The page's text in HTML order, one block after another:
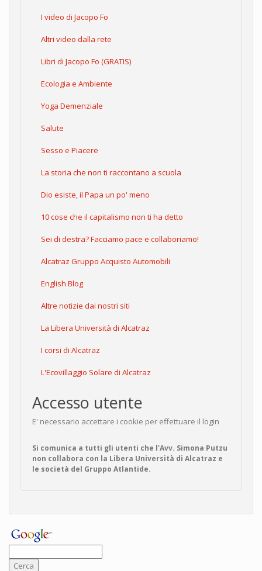
I video di Jacopo Fo
Altri video dalla rete
Libri di Jacopo Fo (GRATIS)
Ecologia e Ambiente
Yoga Demenziale
Salute
Sesso e Piacere
La storia che non ti raccontano a scuola
Dio esiste, il Papa un po' meno
10 cose che il capitalismo non ti ha detto
Sei di destra? Facciamo pace e collaboriamo!
Alcatraz Gruppo Acquisto Automobili
English Blog
Altre notizie dai nostri siti
La Libera Università di Alcatraz
I corsi di Alcatraz
L'Ecovillaggio Solare di Alcatraz
Accesso utente
E' necessario accettare i cookie per effettuare il login
Si comunica a tutti gli utenti che l'Avv. Simona Putzu
non collabora con la Libera Università di Alcatraz e
le società del Gruppo Atlantide.